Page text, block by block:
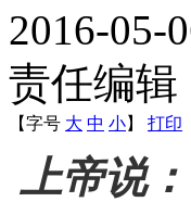
2016-05-
责任编辑
【字号 大 中 小】 打印
上帝说